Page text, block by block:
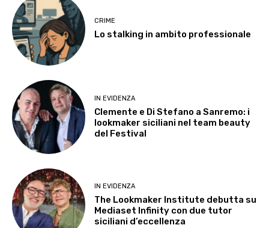
CRIME
Lo stalking in ambito professionale
IN EVIDENZA
Clemente e Di Stefano a Sanremo: i
lookmaker siciliani nel team beauty
del Festival
IN EVIDENZA
The Lookmaker Institute debutta su
Mediaset Infinity con due tutor
siciliani d’eccellenza